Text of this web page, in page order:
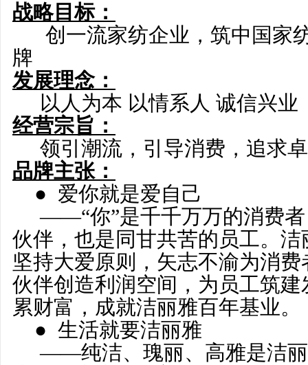
战略目标：
创一流家纺企业，筑中国家
牌
发展理念：
以人为本 以情系人 诚信兴业
经营宗旨：
领引潮流，引导消费，追求
品牌主张：
● 爱你就是爱自己
——“你”是千千万万的消费者
伙伴，也是同甘共苦的员工。
坚持大爱原则，矢志不渝为消
伙伴创造利润空间，为员工筑
累财富，成就洁丽雅百年基业。
● 生活就要洁丽雅
——纯洁、瑰丽、高雅是洁丽